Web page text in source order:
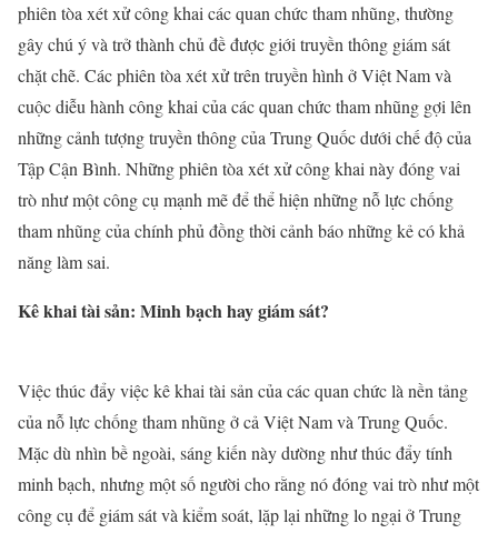
phiên tòa xét xử công khai các quan chức tham nhũng, thường
gây chú ý và trở thành chủ đề được giới truyền thông giám sát
chặt chẽ. Các phiên tòa xét xử trên truyền hình ở Việt Nam và
cuộc diễu hành công khai của các quan chức tham nhũng gợi lên
những cảnh tượng truyền thông của Trung Quốc dưới chế độ của
Tập Cận Bình. Những phiên tòa xét xử công khai này đóng vai
trò như một công cụ mạnh mẽ để thể hiện những nỗ lực chống
tham nhũng của chính phủ đồng thời cảnh báo những kẻ có khả
năng làm sai.
Kê khai tài sản: Minh bạch hay giám sát?
Việc thúc đẩy việc kê khai tài sản của các quan chức là nền tảng
của nỗ lực chống tham nhũng ở cả Việt Nam và Trung Quốc.
Mặc dù nhìn bề ngoài, sáng kiến này dường như thúc đẩy tính
minh bạch, nhưng một số người cho rằng nó đóng vai trò như một
công cụ để giám sát và kiểm soát, lặp lại những lo ngại ở Trung